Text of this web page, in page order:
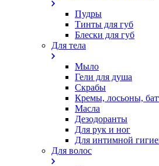
Пудры
Тинты для губ
Блески для губ
Для тела
Мыло
Гели для душа
Скрабы
Кремы, лосьоны,
Масла
Дезодоранты
Для рук и ног
Для интимной
Для волос